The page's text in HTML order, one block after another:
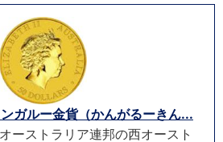
ガルー金貨（かんがるーきん...
ーストラリア連邦の西オースト